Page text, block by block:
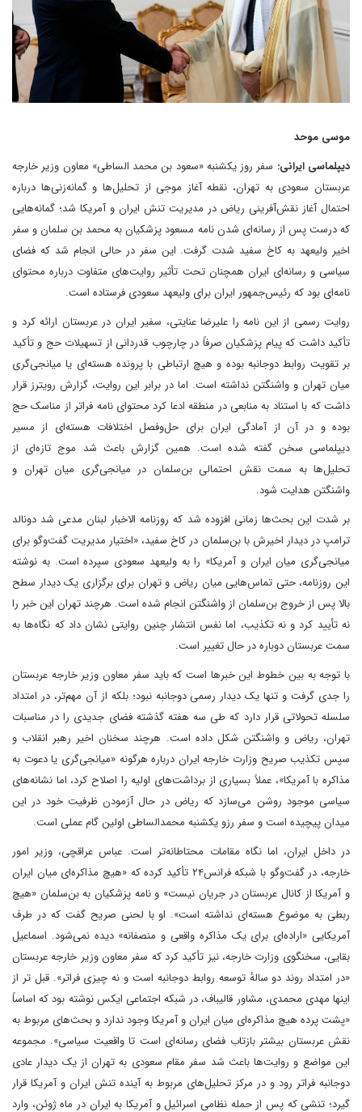
موسی موحد
دیپلماسی ایرانی: سفر روز یکشنبه «سعود بن محمد الساطی» معاون وزیر خارجه
عربستان سعودی به تهران، نقطه آغاز موجی از تحلیل‌ها و گمانه‌زنی‌ها درباره
احتمال آغاز نقش‌آفرینی ریاض در مدیریت تنش ایران و آمریکا شد؛ گمانه‌هایی
که درست پس از رسانه‌ای شدن نامه مسعود پزشکیان به محمد بن سلمان و سفر
اخیر ولیعهد به کاخ سفید شدت گرفت. این سفر در حالی انجام شد که فضای
سیاسی و رسانه‌ای ایران همچنان تحت تأثیر روایت‌های متفاوت درباره محتوای
نامه‌ای بود که رئیس‌جمهور ایران برای ولیعهد سعودی فرستاده است.
روایت رسمی از این نامه را علیرضا عنایتی، سفیر ایران در عربستان ارائه کرد و
تأکید داشت که پیام پزشکیان صرفاً در چارچوب قدردانی از تسهیلات حج و تأکید
بر تقویت روابط دوجانبه بوده و هیچ ارتباطی با پرونده هسته‌ای یا میانجی‌گری
میان تهران و واشنگتن نداشته است. اما در برابر این روایت، گزارش رویترز قرار
داشت که با استناد به منابعی در منطقه ادعا کرد محتوای نامه فراتر از مناسک حج
بوده و در آن از آمادگی ایران برای حل‌وفصل اختلافات هسته‌ای از مسیر
دیپلماسی سخن گفته شده است. همین گزارش باعث شد موج تازه‌ای از
تحلیل‌ها به سمت نقش احتمالی بن‌سلمان در میانجی‌گری میان تهران و
واشنگتن هدایت شود.
بر شدت این بحث‌ها زمانی افزوده شد که روزنامه الاخبار لبنان مدعی شد دونالد
ترامپ در دیدار اخیرش با بن‌سلمان در کاخ سفید، «اختیار مدیریت گفت‌وگو برای
میانجی‌گری میان ایران و آمریکا» را به ولیعهد سعودی سپرده است. به نوشته
این روزنامه، حتی تماس‌هایی میان ریاض و تهران برای برگزاری یک دیدار سطح
بالا پس از خروج بن‌سلمان از واشنگتن انجام شده است. هرچند تهران این خبر را
نه تأیید کرد و نه تکذیب، اما نفس انتشار چنین روایتی نشان داد که نگاه‌ها به
سمت عربستان دوباره در حال تغییر است.
با توجه به بین خطوط این خبرها است که باید سفر معاون وزیر خارجه عربستان
را جدی گرفت و تنها یک دیدار رسمی دوجانبه نبود؛ بلکه از آن مهم‌تر، در امتداد
سلسله تحولاتی قرار دارد که طی سه هفته گذشته فضای جدیدی را در مناسبات
تهران، ریاض و واشنگتن شکل داده است. هرچند سخنان اخیر رهبر انقلاب و
سپس تکذیب صریح وزارت خارجه ایران درباره هرگونه «میانجی‌گری یا دعوت به
مذاکره با آمریکا»، عملاً بسیاری از برداشت‌های اولیه را اصلاح کرد، اما نشانه‌های
سیاسی موجود روشن می‌سازد که ریاض در حال آزمودن ظرفیت خود در این
میدان پیچیده است و سفر رزو یکشنبه محمدالساطی اولین گام عملی است.
در داخل ایران، اما نگاه مقامات محتاطانه‌تر است. عباس عراقچی، وزیر امور
خارجه، در گفت‌وگو با شبکه فرانس۲۴ تأکید کرده که «هیچ مذاکره‌ای میان ایران
و آمریکا از کانال عربستان در جریان نیست» و نامه پزشکیان به بن‌سلمان «هیچ
ربطی به موضوع هسته‌ای نداشته است». او با لحنی صریح گفت که در طرف
آمریکایی «اراده‌ای برای یک مذاکره واقعی و منصفانه» دیده نمی‌شود. اسماعیل
بقایی، سخنگوی وزارت خارجه، نیز تأکید کرد که سفر معاون وزیر خارجه عربستان
«در امتداد روند دو سالهٔ توسعه روابط دوجانبه است و نه چیزی فراتر». قبل تر از
اینها مهدی محمدی، مشاور قالیباف، در شبکه اجتماعی ایکس نوشته بود که اساساً
«پشت پرده هیچ مذاکره‌ای میان ایران و آمریکا وجود ندارد و بحث‌های مربوط به
نقش عربستان بیشتر بازتاب فضای رسانه‌ای است تا واقعیت سیاسی». مجموعه
این مواضع و روایت‌ها باعث شد سفر مقام سعودی به تهران از یک دیدار عادی
دوجانبه فراتر رود و در مرکز تحلیل‌های مربوط به آینده تنش ایران و آمریکا قرار
گیرد؛ تنشی که پس از حمله نظامی اسرائیل و آمریکا به ایران در ماه ژوئن، وارد